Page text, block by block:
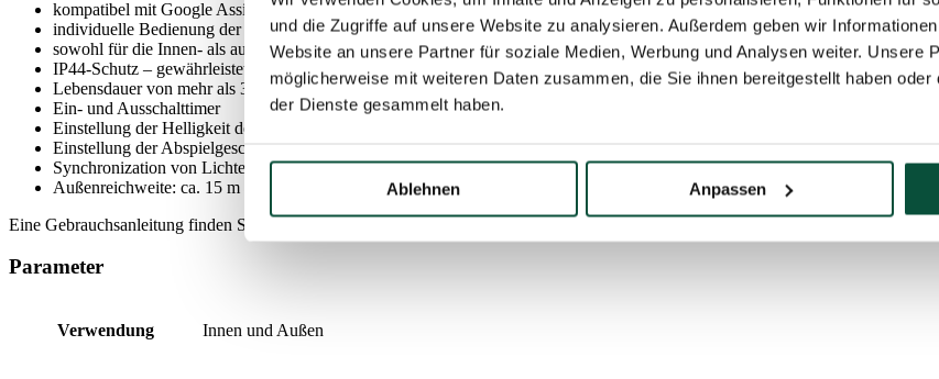
und die Zugriffe auf unsere Website zu analysieren. Außerdem geben wir
Website an unsere Partner für soziale Medien, Werbung und Analysen weiter. Unsere
möglicherweise mit weiteren Daten zusammen, die Sie ihnen bereitgestellt haben
der Dienste gesammelt haben.
Ablehnen Anpassen
kompatibel mit Google Assistant, Amazon Alexa und Apple HomeKit
individuelle Bedienung der LED-Lampen basierend auf 3D-Mapping der Dioden
sowohl für die Innen- als auch Außenanwendung geeignet
IP44-Schutz – gewährleistet Widerstand gegen das Eindringen von kleinsten Partikeln und Spritzwasser von allen Seiten
Lebensdauer von mehr als 30.000 Stunden
Ein- und Ausschalttimer
Einstellung der Helligkeit der LED-Dioden
Einstellung der Abspielgeschwindigkeit der Belichtungsmodi
Synchronization von Lichter mit der Musik (Musiksensor erforderlich)
Außenreichweite: ca. 15 m
Eine Gebrauchsanleitung finden Sie
Parameter
Verwendung Innen und Außen